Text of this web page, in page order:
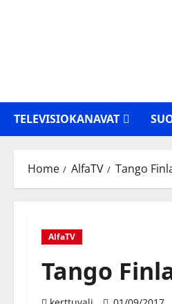
TELEVISIOKANAVAT
Home AlfaTV Tango
AlfaTV
Tango